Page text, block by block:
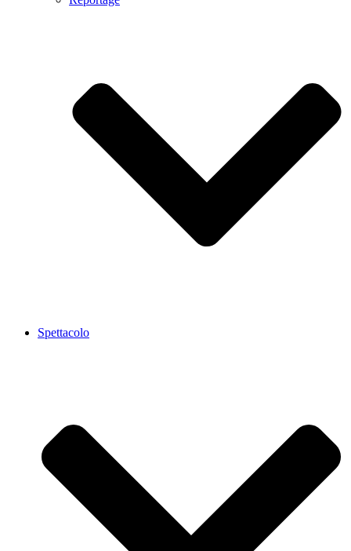
Spettacolo